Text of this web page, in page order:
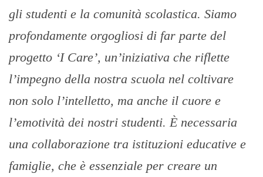
gli studenti e la comunità scolastica. Siamo
profondamente orgogliosi di far parte del
progetto ‘I Care’, un’iniziativa che riflette
l’impegno della nostra scuola nel coltivare
non solo l’intelletto, ma anche il cuore e
l’emotività dei nostri studenti. È necessaria
una collaborazione tra istituzioni educative e
famiglie, che è essenziale per creare un